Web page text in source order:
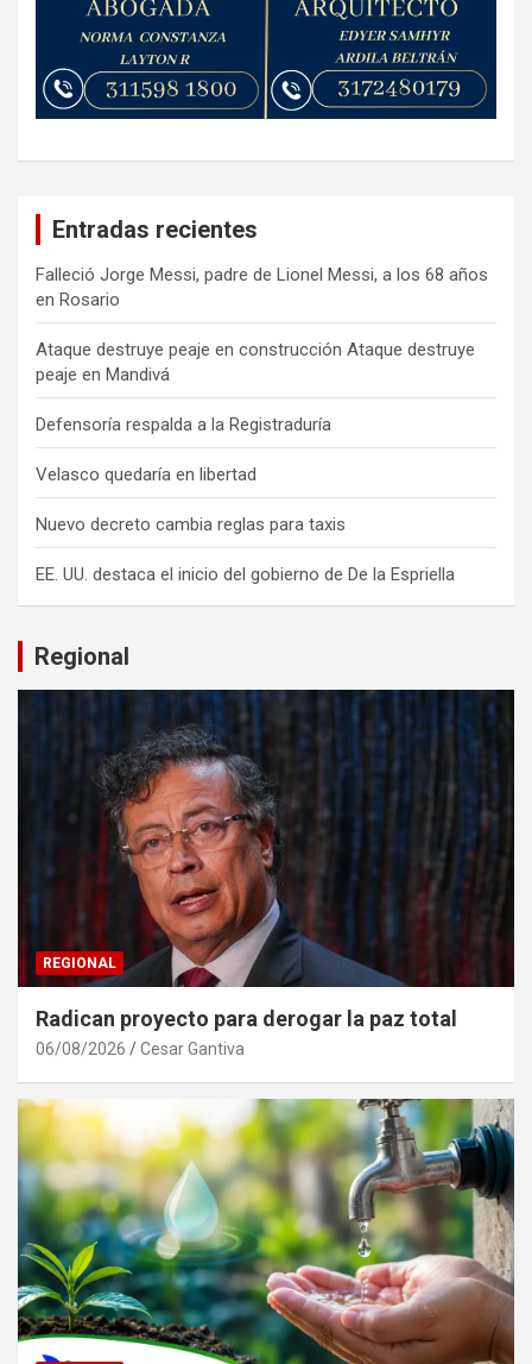
Entradas recientes
Falleció Jorge Messi, padre de Lionel Messi, a los 68 años
en Rosario
Ataque destruye peaje en construcción Ataque destruye
peaje en Mandivá
Defensoría respalda a la Registraduría
Velasco quedaría en libertad
Nuevo decreto cambia reglas para taxis
EE. UU. destaca el inicio del gobierno de De la Espriella
Regional
REGIONAL
Radican proyecto para derogar la paz total
06/08/2026 Cesar Gantiva